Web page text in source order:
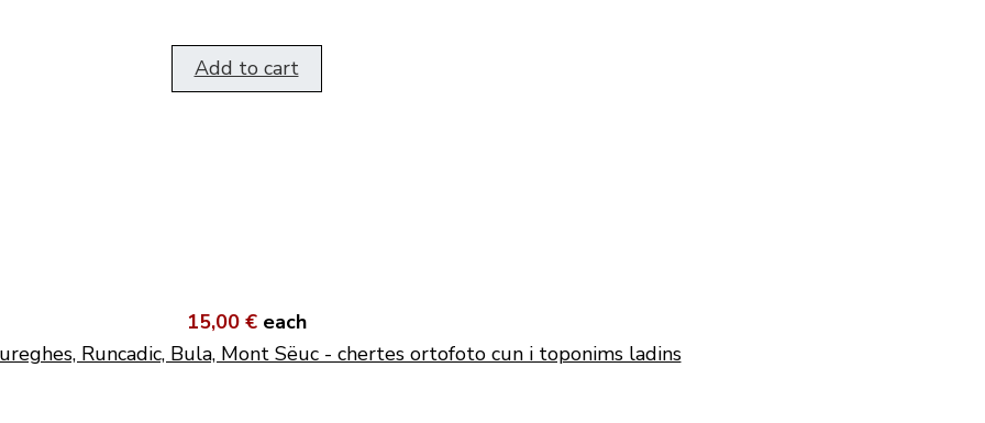
Add to cart
15,00 € each
Runcadic, Bula, Mont Sëuc - chertes ortofoto cun i toponims ladins